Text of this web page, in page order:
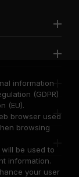
information
(GDPR)
(EU).
browser used
browsing
be used to
information.
your user